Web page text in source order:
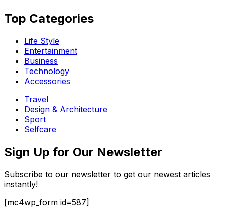
Top Categories​
Life Style
Entertainment
Business
Technology
Accessories
Travel
Design & Architecture
Sport
Selfcare
Sign Up for Our Newsletter
Subscribe to our newsletter to get our newest articles
instantly!
[mc4wp_form id=587]